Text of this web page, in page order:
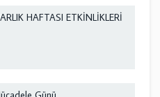
HAFTASI ETKİNLİKLERİ